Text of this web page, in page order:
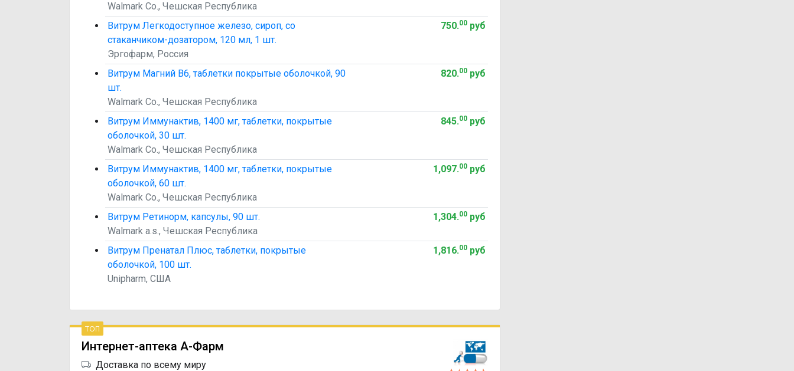
Walmark Co., Чешская Республика
Витрум Легкодоступное железо, сироп, со
стаканчиком-дозатором, 120 мл, 1 шт.
Эргофарм, Россия
750.00руб
Витрум Магний В6, таблетки покрытые оболочкой, 90
шт.
Walmark Co., Чешская Республика
820.00руб
Витрум Иммунактив, 1400 мг, таблетки, покрытые
оболочкой, 30 шт.
Walmark Co., Чешская Республика
845.00руб
Витрум Иммунактив, 1400 мг, таблетки, покрытые
оболочкой, 60 шт.
Walmark Co., Чешская Республика
1,097.00руб
Витрум Ретинорм, капсулы, 90 шт.
Walmark a.s., Чешская Республика
1,304.00руб
Витрум Пренатал Плюс, таблетки, покрытые
оболочкой, 100 шт.
Unipharm, США
1,816.00руб
топ
Интернет-аптека А-Фарм
Доставка по всему миру